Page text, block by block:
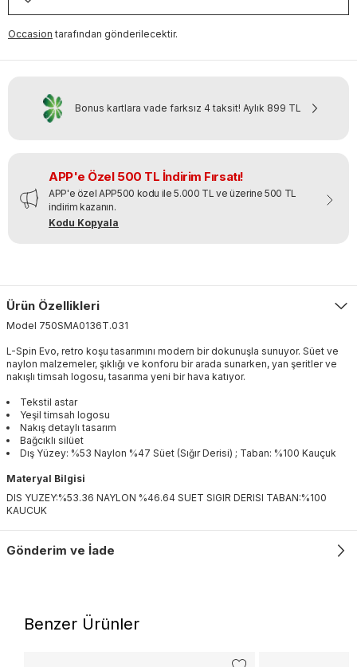
Occasion tarafından gönderilecektir.
Bonus kartlara vade farksız 4 taksit! Aylık 899 TL
APP'e Özel 500 TL İndirim Fırsatı!
APP'e özel APP500 kodu ile 5.000 TL ve üzerine 500 TL
indirim kazanın.
Kodu Kopyala
Ürün Özellikleri
Model 750SMA0136T.031
L-Spin Evo, retro koşu tasarımını modern bir dokunuşla sunuyor. Süet ve
naylon malzemeler, şıklığı ve konforu bir arada sunarken, yan şeritler ve
nakışlı timsah logosu, tasarıma yeni bir hava katıyor.
Tekstil astar
Yeşil timsah logosu
Nakış detaylı tasarım
Bağcıklı silüet
Dış Yüzey: %53 Naylon %47 Süet (Sığır Derisi) ; Taban: %100 Kauçuk
Materyal Bilgisi
DIS YUZEY:%53.36 NAYLON %46.64 SUET SIGIR DERISI TABAN:%100
KAUCUK
Gönderim ve İade
Benzer Ürünler